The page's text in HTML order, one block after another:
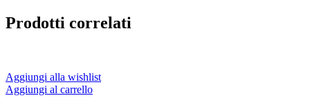
Prodotti correlati
Aggiungi alla wishlist
Aggiungi al carrello